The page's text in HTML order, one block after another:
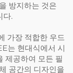
방지하는 것은
다.
가장 적합한 우드
는 현대식에서 시
제공하여 모든 필
공간의 디자인을